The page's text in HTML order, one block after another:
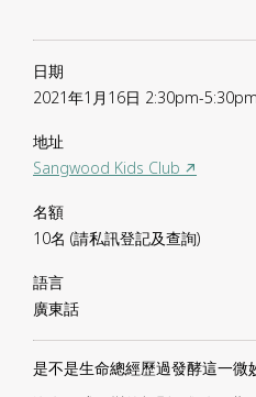
日期
2021年1月16日 2:30pm-5:30pm
地址
Sangwood Kids Club ↗
名額
10名 (請私訊登記及查詢)
語言
廣東話
是不是生命總經歷過發酵這一微